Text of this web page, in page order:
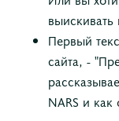
Первый
сайта, -
NARS и